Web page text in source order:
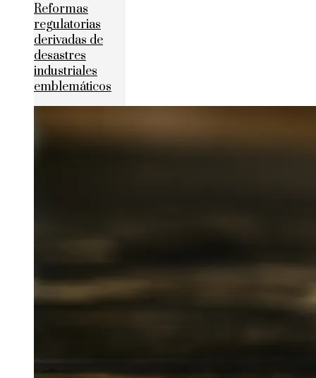
Reformas
regulatorias
derivadas de
desastres
industriales
emblemáticos